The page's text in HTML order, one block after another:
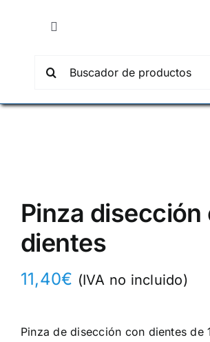
Toggle
Productos
Presupuestos
Contacto
Carrito
Pinza disección
dientes
11,40€ (IVA no incluido)
Pinza de disección con dientes de